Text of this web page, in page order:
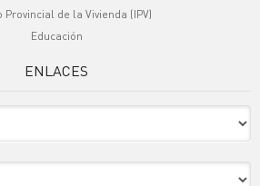
Provincial de la Vivienda (IPV)
Educación
ENLACES